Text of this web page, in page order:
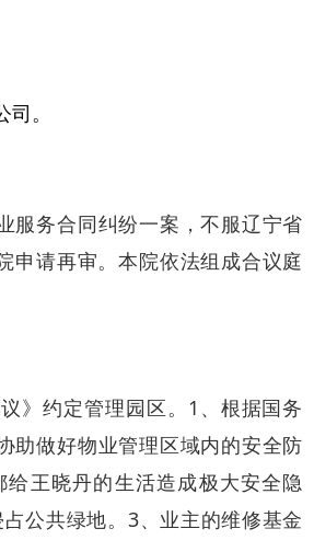
。
服务合同纠纷一案，不服辽宁省
申请再审。本院依法组成合议庭
》约定管理园区。1、根据国务
助做好物业管理区域内的安全防
王晓丹的生活造成极大安全隐
公共绿地。3、业主的维修基金